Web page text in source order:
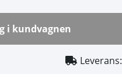
i kundvagnen
Leverans: